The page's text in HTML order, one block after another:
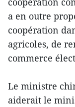
a en outre
coopération
agricoles, de
commerce
Le ministre
aiderait le